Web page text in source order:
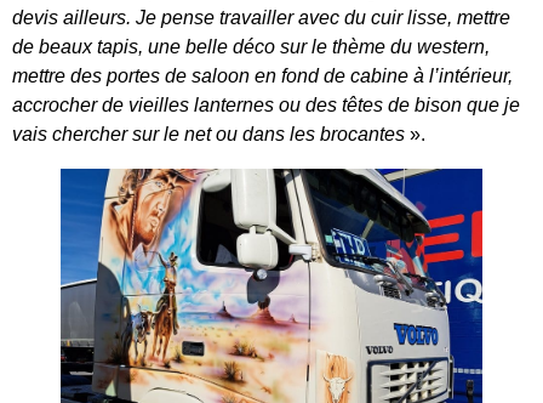
devis ailleurs. Je pense travailler avec du cuir lisse, mettre
de beaux tapis, une belle déco sur le thème du western,
mettre des portes de saloon en fond de cabine à l’intérieur,
accrocher de vieilles lanternes ou des têtes de bison que je
vais chercher sur le net ou dans les brocantes ».